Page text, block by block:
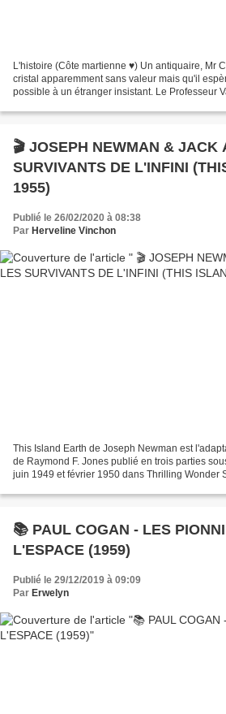
L'histoire (Côte martienne ♥) Un antiquaire, Mr
cristal apparemment sans valeur mais qu'il
possible à un étranger insistant. Le Professeur
🎬 JOSEPH NEWMAN & JACK
SURVIVANTS DE L'INFINI
1955)
Publié le 26/02/2020 à 08:38
Par Herveline Vinchon
This Island Earth de Joseph Newman est
de Raymond F. Jones publié en trois parties
juin 1949 et février 1950 dans Thrilling Wonder
📚 PAUL COGAN - LES
L'ESPACE (1959)
Publié le 29/12/2019 à 09:09
Par Erwelyn